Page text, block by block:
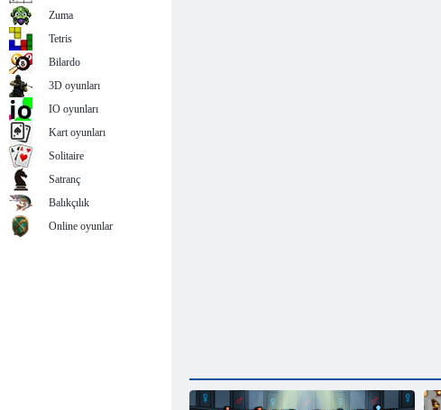
Zuma
Tetris
Bilardo
3D oyunları
IO oyunları
Kart oyunları
Solitaire
Satranç
Balıkçılık
Online oyunlar